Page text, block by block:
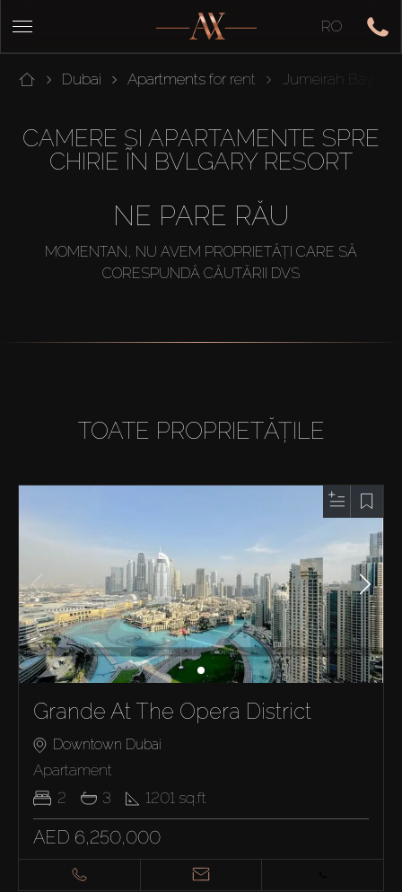
RO
Dubai Apartments for rent Jumeirah Bay
CAMERE ȘI APARTAMENTE SPRE
CHIRIE ÎN BVLGARY RESORT
NE PARE RĂU
MOMENTAN, NU AVEM PROPRIETĂȚI CARE SĂ
CORESPUNDĂ CĂUTĂRII DVS
TOATE PROPRIETĂȚILE
Grande At The Opera District
Downtown Dubai
Apartament
2
3 1201 sq.ft
AED 6,250,000